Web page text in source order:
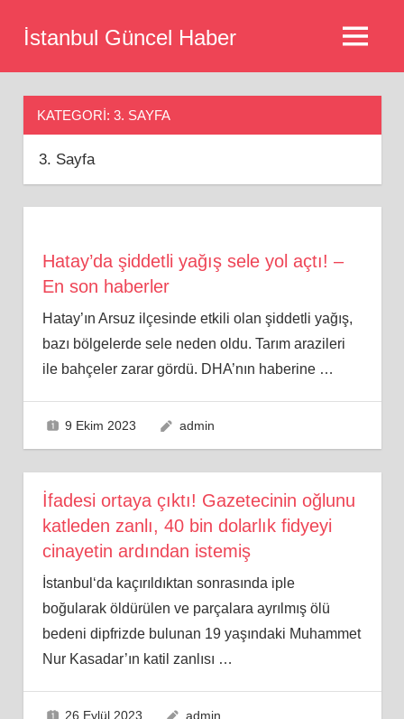
İstanbul Güncel Haber MENU
KATEGORI: 3. SAYFA
3. Sayfa
Hatay’da şiddetli yağış sele yol açtı! –
En son haberler
Hatay’ın Arsuz ilçesinde etkili olan şiddetli yağış,
bazı bölgelerde sele neden oldu. Tarım arazileri
ile bahçeler zarar gördü. DHA’nın haberine …
9 Ekim 2023 admin
İfadesi ortaya çıktı! Gazetecinin oğlunu
katleden zanlı, 40 bin dolarlık fidyeyi
cinayetin ardından istemiş
İstanbul‘da kaçırıldıktan sonrasında iple
boğularak öldürülen ve parçalara ayrılmış ölü
bedeni dipfrizde bulunan 19 yaşındaki Muhammet
Nur Kasadar’ın katil zanlısı …
26 Eylül 2023 admin